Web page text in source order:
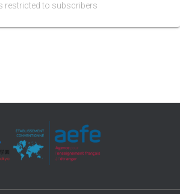
restricted to subscribers